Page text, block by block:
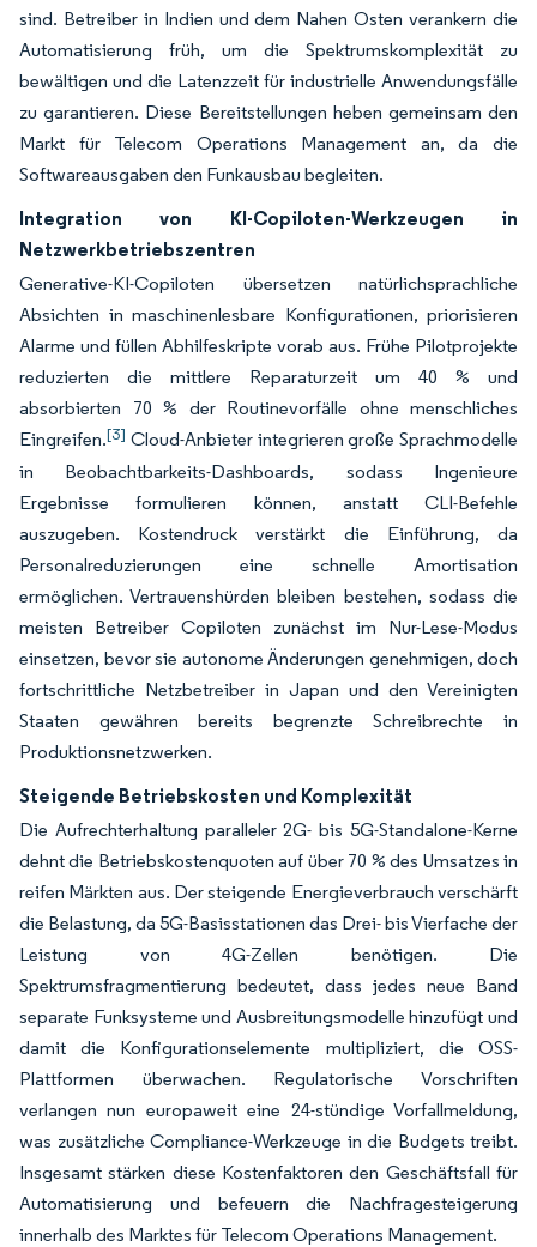
sind. Betreiber in Indien und dem Nahen Osten verankern die
Automatisierung früh, um die Spektrumskomplexität zu
bewältigen und die Latenzzeit für industrielle Anwendungsfälle
zu garantieren. Diese Bereitstellungen heben gemeinsam den
Markt für Telecom Operations Management an, da die
Softwareausgaben den Funkausbau begleiten.
Integration von KI-Copiloten-Werkzeugen in
Netzwerkbetriebszentren
Generative-KI-Copiloten übersetzen natürlichsprachliche
Absichten in maschinenlesbare Konfigurationen, priorisieren
Alarme und füllen Abhilfeskripte vorab aus. Frühe Pilotprojekte
reduzierten die mittlere Reparaturzeit um 40 % und
absorbierten 70 % der Routinevorfälle ohne menschliches
Eingreifen.[3] Cloud-Anbieter integrieren große Sprachmodelle
in Beobachtbarkeits-Dashboards, sodass Ingenieure
Ergebnisse formulieren können, anstatt CLI-Befehle
auszugeben. Kostendruck verstärkt die Einführung, da
Personalreduzierungen eine schnelle Amortisation
ermöglichen. Vertrauenshürden bleiben bestehen, sodass die
meisten Betreiber Copiloten zunächst im Nur-Lese-Modus
einsetzen, bevor sie autonome Änderungen genehmigen, doch
fortschrittliche Netzbetreiber in Japan und den Vereinigten
Staaten gewähren bereits begrenzte Schreibrechte in
Produktionsnetzwerken.
Steigende Betriebskosten und Komplexität
Die Aufrechterhaltung paralleler 2G- bis 5G-Standalone-Kerne
dehnt die Betriebskostenquoten auf über 70 % des Umsatzes in
reifen Märkten aus. Der steigende Energieverbrauch verschärft
die Belastung, da 5G-Basisstationen das Drei- bis Vierfache der
Leistung von 4G-Zellen benötigen. Die
Spektrumsfragmentierung bedeutet, dass jedes neue Band
separate Funksysteme und Ausbreitungsmodelle hinzufügt und
damit die Konfigurationselemente multipliziert, die OSS-
Plattformen überwachen. Regulatorische Vorschriften
verlangen nun europaweit eine 24-stündige Vorfallmeldung,
was zusätzliche Compliance-Werkzeuge in die Budgets treibt.
Insgesamt stärken diese Kostenfaktoren den Geschäftsfall für
Automatisierung und befeuern die Nachfragesteigerung
innerhalb des Marktes für Telecom Operations Management.